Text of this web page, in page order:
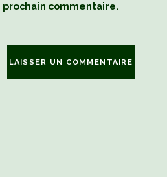
prochain commentaire.